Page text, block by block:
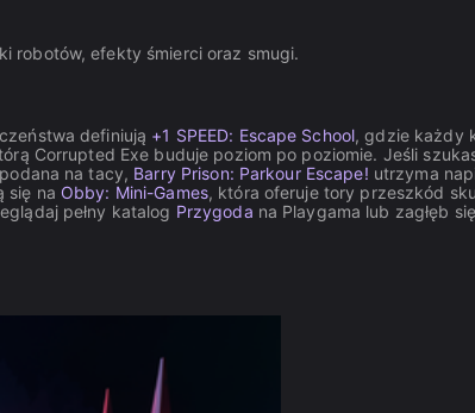
robotów, efekty śmierci oraz smugi.
definiują +1 SPEED: Escape School, gdzie każdy
Corrupted Exe buduje poziom po poziomie. Jeśli
na tacy, Barry Prison: Parkour Escape! utrzyma
się na Obby: Mini-Games, która oferuje tory przeszkód
pełny katalog Przygoda na Playgama lub zagłęb